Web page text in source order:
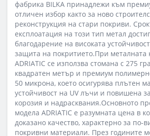
фабрика BILKA принадлежи към
отличен избор както за ново
реконструкция на стари покриви.
експлоатация на този тип метал
благодарение на високата
защита на покритието.При металната
ADRIATIC се използва стомана с 275
квадратен метър и премиум
50 микрона, което осигурява плътен
устойчивост на UV лъчи и повишена
корозия и надрасквания.Основното
модела ADRIATIC е разумната цена в
доказано качество, характерно за по-
покривни материали. През годините